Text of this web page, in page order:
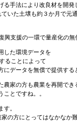
る手法により改良材を開発
いた土壌も約３か月で元
興支援の一環で量産化の
した環境データを
ることによって
にデータを無償で提供す
農家の方も農業を再開でき
とですね。。
。
の方にとってはなかなか